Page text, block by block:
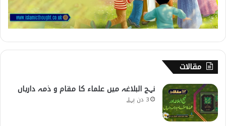
مقالات
نہج البلاغہ میں علماء کا مقام و ذمہ داریاں
3 دن پہلے